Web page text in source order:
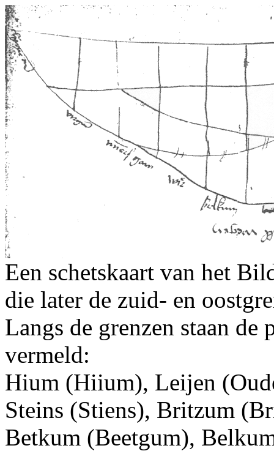
Een schetskaart van het
die later de zuid- en
Langs de grenzen staan de
vermeld:
Hium (Hiium), Leijen
Steins (Stiens), Britzum
Betkum (Beetgum),